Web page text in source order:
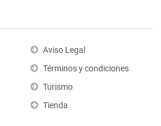
Aviso Legal
Términos y condiciones
Turismo
Tienda